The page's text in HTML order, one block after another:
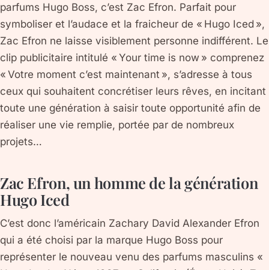
parfums Hugo Boss, c’est Zac Efron. Parfait pour
symboliser et l’audace et la fraicheur de « Hugo Iced »,
Zac Efron ne laisse visiblement personne indifférent. Le
clip publicitaire intitulé « Your time is now » comprenez
« Votre moment c’est maintenant », s’adresse à tous
ceux qui souhaitent concrétiser leurs rêves, en incitant
toute une génération à saisir toute opportunité afin de
réaliser une vie remplie, portée par de nombreux
projets…
Zac Efron, un homme de la génération
Hugo Iced
C’est donc l’américain Zachary David Alexander Efron
qui a été choisi par la marque Hugo Boss pour
représenter le nouveau venu des parfums masculins «